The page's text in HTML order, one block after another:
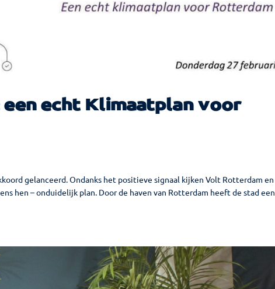
een echt Klimaatplan voor
gelanceerd. Ondanks het positieve signaal kijken Volt Rotterdam en
hen – onduidelijk plan. Door de haven van Rotterdam heeft de stad een